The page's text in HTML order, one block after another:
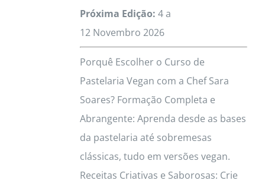
Próxima Edição: 4 a
12 Novembro 2026
Porquê Escolher o Curso de
Pastelaria Vegan com a Chef Sara
Soares? Formação Completa e
Abrangente: Aprenda desde as bases
da pastelaria até sobremesas
clássicas, tudo em versões vegan.
Receitas Criativas e Saborosas: Crie